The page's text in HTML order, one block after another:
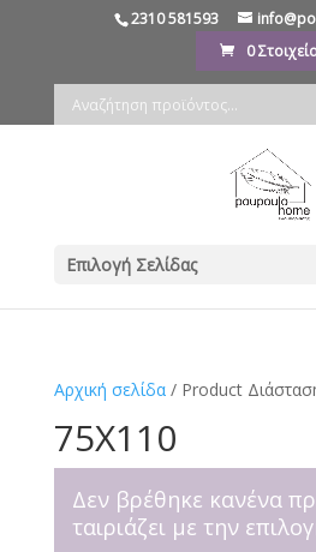
2310 581593
0
Επιλογή Σελίδας
Αρχική σελίδα/ Product
75X110
Δεν βρέθηκε κανένα
ταιριάζει με την